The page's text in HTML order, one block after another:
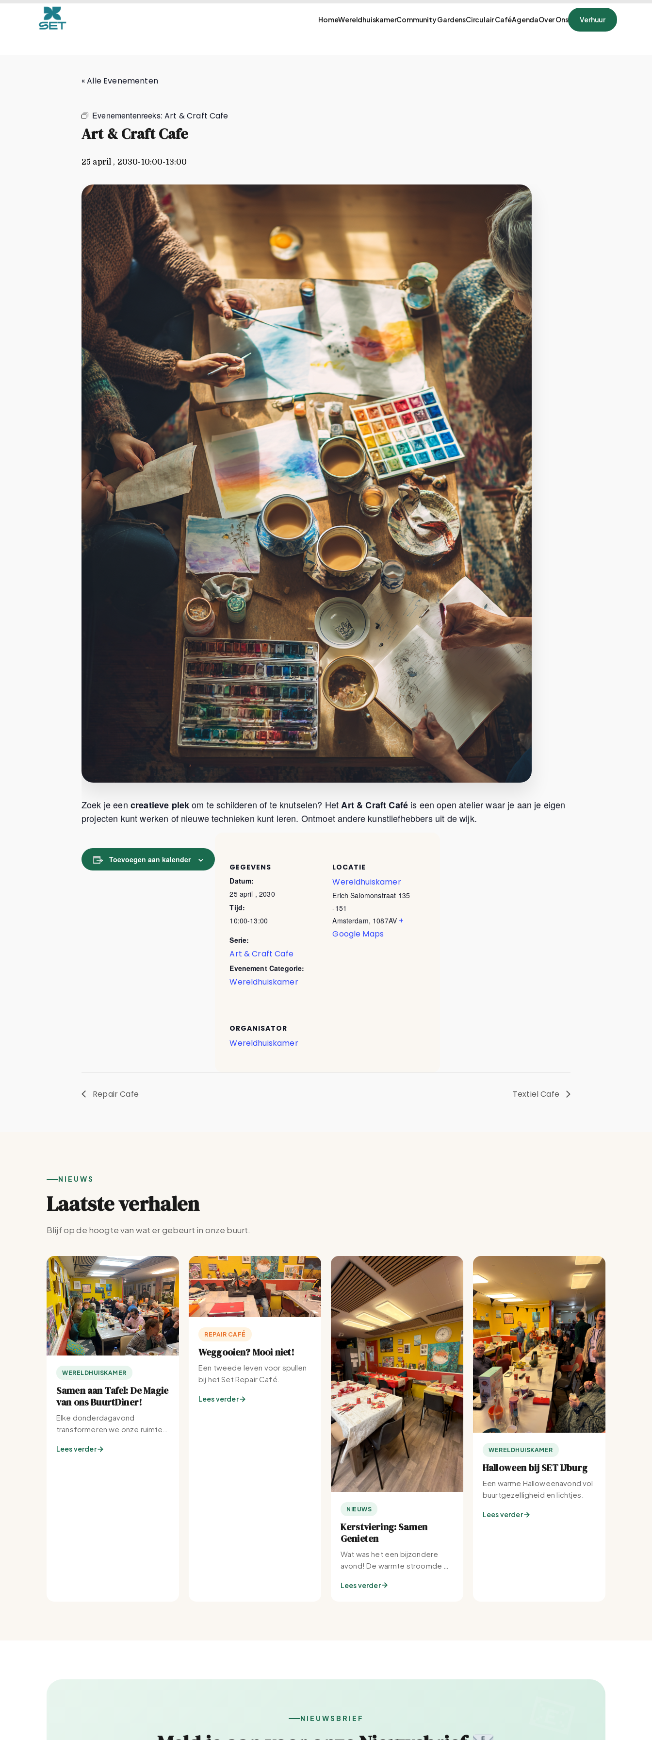
HomeWereldhuiskamerCommunity GardensCirculair CaféAgendaOver Ons Verhuur
Art & Craft Cafe
« Alle Evenementen
Evenementenreeks:Art & Craft Cafe
Art & Craft Cafe
25 april , 2030-10:00-13:00
Zoek je een creatieve plekom te schilderen of te knutselen? Het Art & Craft Caféis een open atelier waar je aan je eigen
projecten kunt werken of nieuwe technieken kunt leren. Ontmoet andere kunstliefhebbers uit de wijk.
Toevoegen aan kalender
GEGEVENS
Datum:
25 april , 2030
Tijd:
10:00-13:00
Serie:
Art & Craft Cafe
Evenement Categorie:
Wereldhuiskamer
LOCATIE
Wereldhuiskamer
Erich Salomonstraat 135
-151
Amsterdam, 1087AV +
Google Maps
ORGANISATOR
Wereldhuiskamer
Repair Cafe Textiel Cafe
NIEUWS
Laatste verhalen
Blijf op de hoogte van wat er gebeurt in onze buurt.
WERELDHUISKAMER
Samen aan Tafel: De Magie
van ons BuurtDiner!
Elke donderdagavond
transformeren we onze ruimte
buurt.
Lees verder
REPAIR CAFÉ
Weggooien? Mooi niet!
Een tweede leven voor spullen
bij het Set Repair Café.
Lees verder
NIEUWS
Kerstviering: Samen
Genieten
Wat was het een bijzondere
avond! De warmte stroomde bij
Lees verder
WERELDHUISKAMER
Halloween bij SET IJburg
Een warme Halloweenavond vol
buurtgezelligheid en lichtjes.
Lees verder
NIEUWSBRIEF